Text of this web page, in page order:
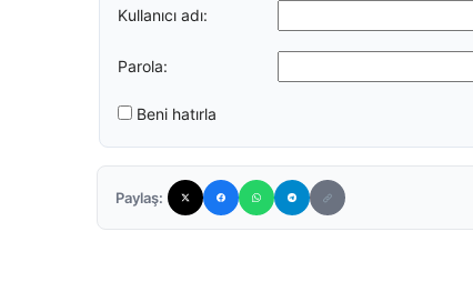
Kullanıcı adı:
Parola:
Beni hatırla
Paylaş: